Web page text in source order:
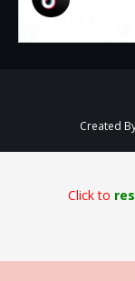
Created
Click to